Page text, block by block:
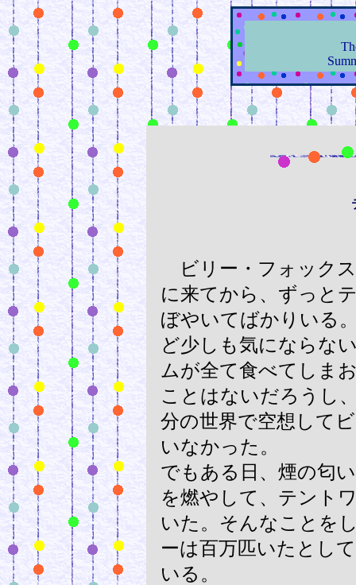
ビリー・フォック
に来てから、ずっと
ぼやいてばかりいる
ど少しも気にならな
ムが全て食べてしま
ことはないだろうし
分の世界で空想して
いなかった。
でもある日、煙の匂
を燃やして、テント
いた。そんなことを
ーは百万匹いたとし
いる。